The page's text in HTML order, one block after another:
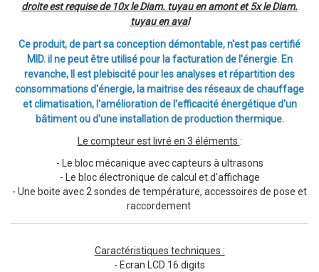
droite est requise de 10x le Diam. tuyau en amont et 5x le Diam.
tuyau en aval
Ce produit, de part sa conception démontable, n'est pas certifié
MID. il ne peut être utilisé pour la facturation de l'énergie. En
revanche, Il est plebiscité pour les analyses et répartition des
consommations d'énergie, la maitrise des réseaux de chauffage
et climatisation, l'amélioration de l'efficacité énergétique d'un
bâtiment ou d'une installation de production thermique.
Le compteur est livré en 3 éléments :
- Le bloc mécanique avec capteurs à ultrasons
- Le bloc électronique de calcul et d'affichage
- Une boite avec 2 sondes de température, accessoires de pose et
raccordement
Caractéristiques techniques :
- Ecran LCD 16 digits